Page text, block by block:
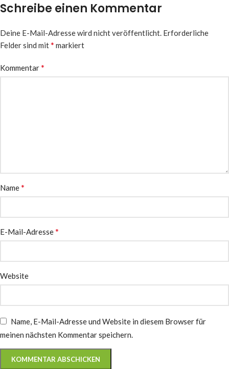
Schreibe einen Kommentar
Deine E-Mail-Adresse wird nicht veröffentlicht. Erforderliche
Felder sind mit* markiert
Kommentar*
Name*
E-Mail-Adresse*
Website
Name, E-Mail-Adresse und Website in diesem Browser für
meinen nächsten Kommentar speichern.